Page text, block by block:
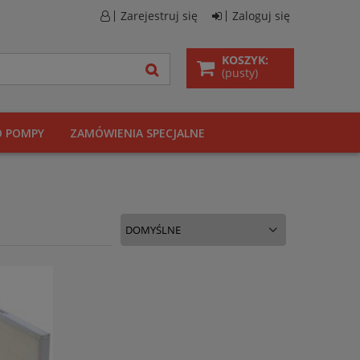
Zarejestruj się Zaloguj się
KOSZYK:
(pusty)
POMPY ZAMÓWIENIA SPECJALNE